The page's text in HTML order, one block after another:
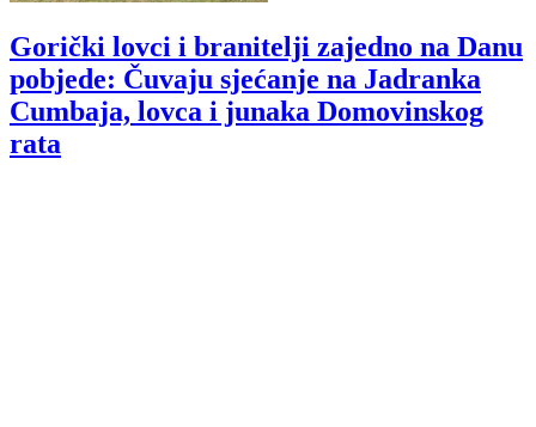
Gorički lovci i branitelji zajedno na Danu
pobjede: Čuvaju sjećanje na Jadranka
Cumbaja, lovca i junaka Domovinskog
rata